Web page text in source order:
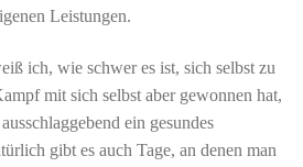
Leistungen.
ich, wie schwer es ist, sich selbst zu
mit sich selbst aber gewonnen hat,
ein gesundes
gibt es auch Tage, an denen man